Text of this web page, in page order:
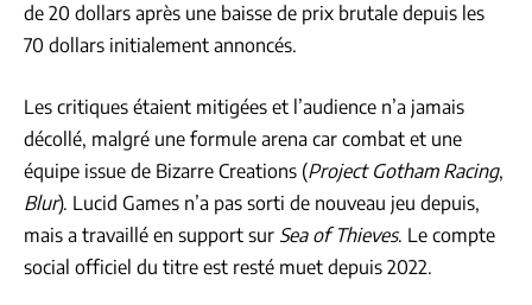
de 20 dollars après une baisse de prix brutale depuis les
70 dollars initialement annoncés.
Les critiques étaient mitigées et l’audience n’a jamais
décollé, malgré une formule arena car combat et une
équipe issue de Bizarre Creations (Project Gotham Racing,
Blur). Lucid Games n’a pas sorti de nouveau jeu depuis,
mais a travaillé en support sur Sea of Thieves. Le compte
social officiel du titre est resté muet depuis 2022.